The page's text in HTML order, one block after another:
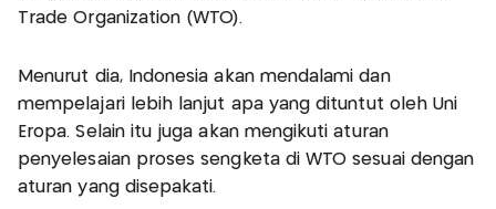
Trade Organization (WTO).
Menurut dia, Indonesia akan mendalami dan
mempelajari lebih lanjut apa yang dituntut oleh Uni
Eropa. Selain itu juga akan mengikuti aturan
penyelesaian proses sengketa di WTO sesuai dengan
aturan yang disepakati.